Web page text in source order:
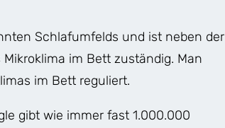
Schlafumfelds und ist neben der
im Bett zuständig. Man
im Bett reguliert.
gibt wie immer fast 1.000.000